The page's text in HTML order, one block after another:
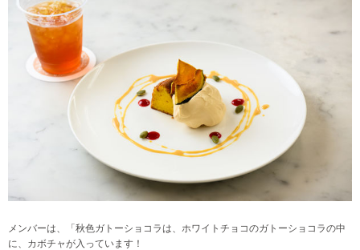
メンバーは、「秋色ガトーショコラは、ホワイトチョコのガトーショコラの中
に、カボチャが入っています！